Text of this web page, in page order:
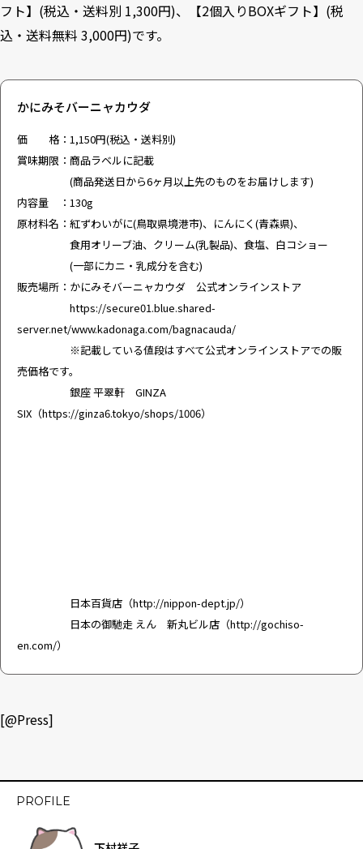
フト】(税込・送料別 1,300円)、【2個入りBOXギフト】(税
込・送料無料 3,000円)です。
かにみそバーニャカウダ
価 格：1,150円(税込・送料別)
賞味期限：商品ラベルに記載
(商品発送日から6ヶ月以上先のものをお届けします)
内容量 ：130g
原材料名：紅ずわいがに(鳥取県境港市)、にんにく(青森県)、
食用オリーブ油、クリーム(乳製品)、食塩、白コショー
(一部にカニ・乳成分を含む)
販売場所：かにみそバーニャカウダ 公式オンラインストア
https://secure01.blue.shared-
server.net/www.kadonaga.com/bagnacauda/
※記載している値段はすべて公式オンラインストアでの販
売価格です。
銀座 平翠軒 GINZA
SIX（https://ginza6.tokyo/shops/1006）
日本百貨店（http://nippon-dept.jp/）
日本の御馳走 えん 新丸ビル店（http://gochiso-
en.com/）
[@Press]
PROFILE